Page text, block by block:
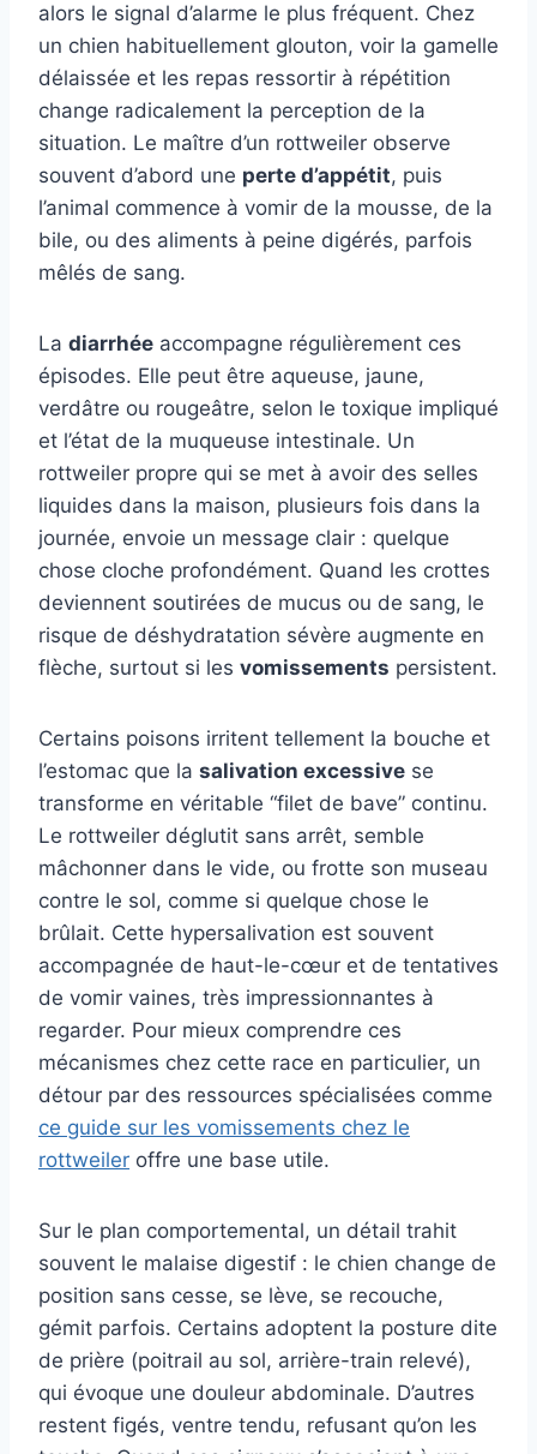
alors le signal d’alarme le plus fréquent. Chez
un chien habituellement glouton, voir la gamelle
délaissée et les repas ressortir à répétition
change radicalement la perception de la
situation. Le maître d’un rottweiler observe
souvent d’abord une perte d’appétit, puis
l’animal commence à vomir de la mousse, de la
bile, ou des aliments à peine digérés, parfois
mêlés de sang.
La diarrhée accompagne régulièrement ces
épisodes. Elle peut être aqueuse, jaune,
verdâtre ou rougeâtre, selon le toxique impliqué
et l’état de la muqueuse intestinale. Un
rottweiler propre qui se met à avoir des selles
liquides dans la maison, plusieurs fois dans la
journée, envoie un message clair : quelque
chose cloche profondément. Quand les crottes
deviennent soutirées de mucus ou de sang, le
risque de déshydratation sévère augmente en
flèche, surtout si les vomissements persistent.
Certains poisons irritent tellement la bouche et
l’estomac que la salivation excessive se
transforme en véritable “filet de bave” continu.
Le rottweiler déglutit sans arrêt, semble
mâchonner dans le vide, ou frotte son museau
contre le sol, comme si quelque chose le
brûlait. Cette hypersalivation est souvent
accompagnée de haut-le-cœur et de tentatives
de vomir vaines, très impressionnantes à
regarder. Pour mieux comprendre ces
mécanismes chez cette race en particulier, un
détour par des ressources spécialisées comme
ce guide sur les vomissements chez le
rottweiler offre une base utile.
Sur le plan comportemental, un détail trahit
souvent le malaise digestif : le chien change de
position sans cesse, se lève, se recouche,
gémit parfois. Certains adoptent la posture dite
de prière (poitrail au sol, arrière-train relevé),
qui évoque une douleur abdominale. D’autres
restent figés, ventre tendu, refusant qu’on les